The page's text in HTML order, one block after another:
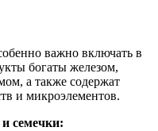
важно включать в
богаты железом,
а также содержат
и микроэлементов.
семечки: